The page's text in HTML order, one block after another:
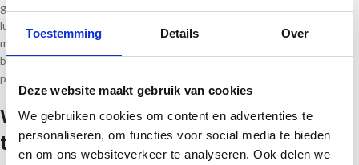
Toestemming Details Over
Deze website maakt gebruik van cookies
We gebruiken cookies om content en advertenties te
personaliseren, om functies voor social media te bieden
en om ons websiteverkeer te analyseren. Ook delen we
gemaakt van hoogwaardig resin. Dit sterke materiaal zorgt voor een
luxe uitstraling en een mooie afwerking. Ideaal om te personaliseren
met een eigen tekst. Of het nu gaat om winnaar van het toernooi,
beste speler, kampioen van de competitie of een deelnameprijs, deze
padel trofee is altijd een passende keuze.
Waarom kiezen voor deze padel
trofee?